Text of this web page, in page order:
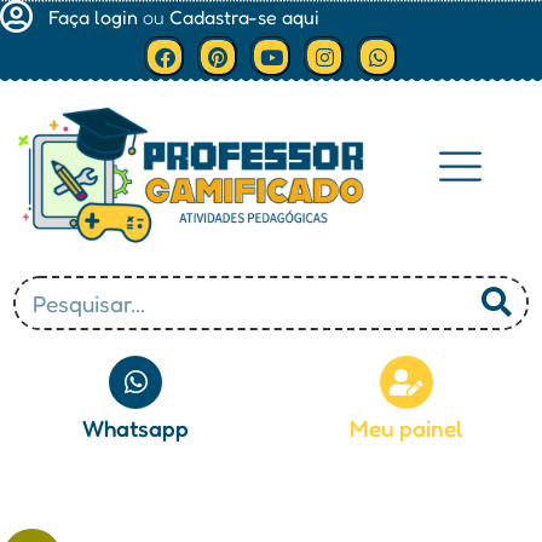
Faça login ou Cadastra-se aqui
Whatsapp Meu painel